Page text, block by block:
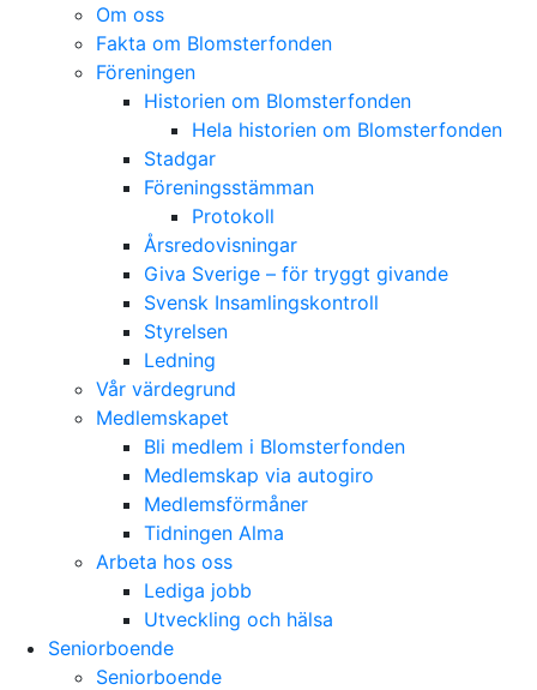
Om oss
Fakta om Blomsterfonden
Föreningen
Historien om Blomsterfonden
Hela historien om Blomsterfonden
Stadgar
Föreningsstämman
Protokoll
Årsredovisningar
Giva Sverige – för tryggt givande
Svensk Insamlingskontroll
Styrelsen
Ledning
Vår värdegrund
Medlemskapet
Bli medlem i Blomsterfonden
Medlemskap via autogiro
Medlemsförmåner
Tidningen Alma
Arbeta hos oss
Lediga jobb
Utveckling och hälsa
Seniorboende
Seniorboende